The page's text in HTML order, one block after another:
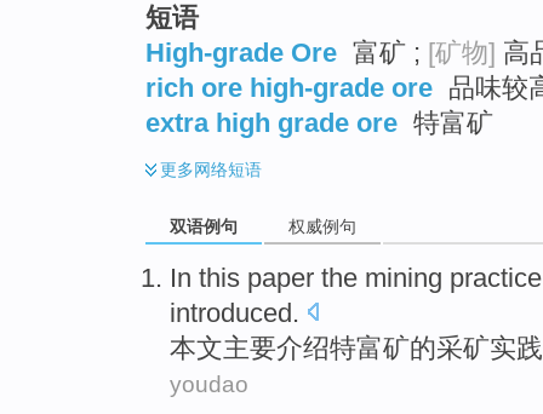
短语
High-grade Ore 富矿 ; [矿物] 高
rich ore high-grade ore 品味较
extra high grade ore 特富矿
更多网络短语
双语例句 权威例句
In this paper the mining practice
introduced.
本文主要介绍特富矿的采矿实践
youdao